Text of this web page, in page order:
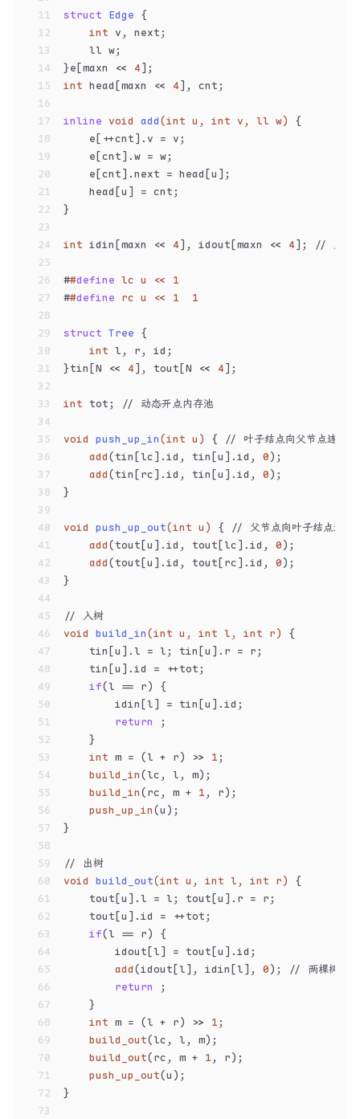
11
12
13
14
15
16
17
18
19
20
21
22
23
24
25
26
27
28
29
30
31
32
33
34
35
36
37
38
39
40
41
42
43
44
45
46
47
48
49
50
51
52
53
54
55
56
57
58
59
60
61
62
63
64
65
66
67
68
69
70
71
72
73
struct Edge {
int v, next;
    ll w;
}e[maxn << 4];
int head[maxn << 4], cnt;
inline void add(int u, int v, ll w)
{
    e[++cnt].v = v;
    e[cnt].w = w;
    e[cnt].next = head[u];
    head[u] = cnt;
}
int idin[maxn << 4], idout[maxn << 4]; // 入树
##define lc u << 1
##define rc u << 1  1
struct Tree {
int l, r, id;
}tin[N << 4], tout[N << 4];
int tot; // 动态开点内存池
void push_up_in(int u) {
// 叶子结点向父节点连线
add(tin[lc].id, tin[u].id, 0);
add(tin[rc].id, tin[u].id, 0);
}
void push_up_out(int u) {
// 父节点向叶子结点连线
add(tout[u].id, tout[lc].id, 0);
add(tout[u].id, tout[rc].id, 0);
}
// 入树
void build_in(int u, int l, int r)
{
    tin[u].l = l; tin[u].r = r;
    tin[u].id = ++tot;
if(l == r) {
        idin[l] = tin[u].id;
return
;
    }
int m = (l + r) >> 1;
build_in(lc, l, m);
build_in(rc, m + 1, r);
push_up_in(u);
}
// 出树
void build_out(int u, int l, int r)
{
    tout[u].l = l; tout[u].r = r;
    tout[u].id = ++tot;
if(l == r) {
        idout[l] = tout[u].id;
add(idout[l], idin[l], 0);
// 两棵树的叶
return
;
    }
int m = (l + r) >> 1;
build_out(lc, l, m);
build_out(rc, m + 1, r);
push_up_out(u);
}